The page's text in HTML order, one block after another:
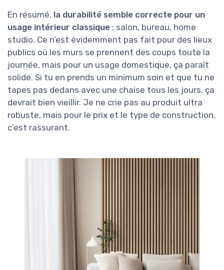
En résumé, la durabilité semble correcte pour un
usage intérieur classique : salon, bureau, home
studio. Ce n’est évidemment pas fait pour des lieux
publics où les murs se prennent des coups toute la
journée, mais pour un usage domestique, ça paraît
solide. Si tu en prends un minimum soin et que tu ne
tapes pas dedans avec une chaise tous les jours, ça
devrait bien vieillir. Je ne crie pas au produit ultra
robuste, mais pour le prix et le type de construction,
c’est rassurant.